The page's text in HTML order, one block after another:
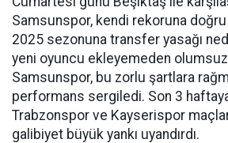
Samsunspor, kendi rekoruna
2025 sezonuna transfer yasağı
yeni oyuncu ekleyemeden
Samsunspor, bu zorlu şartlara
performans sergiledi. Son 3 haftaya
Trabzonspor ve Kayserispor
galibiyet büyük yankı uyandırdı.